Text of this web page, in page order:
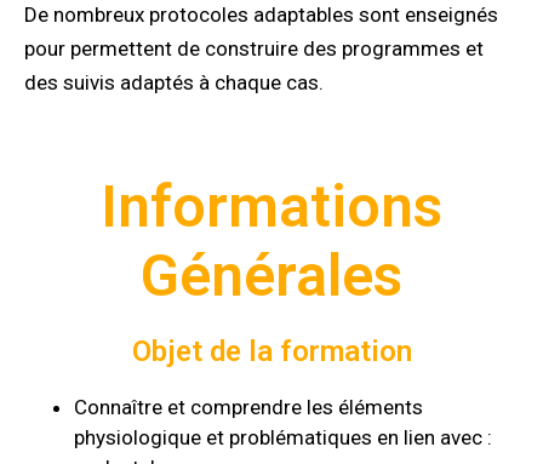
De nombreux protocoles adaptables sont enseignés
pour permettent de construire des programmes et
des suivis adaptés à chaque cas.
Informations
Générales
Objet de la formation
Connaître et comprendre les éléments
physiologique et problématiques en lien avec :